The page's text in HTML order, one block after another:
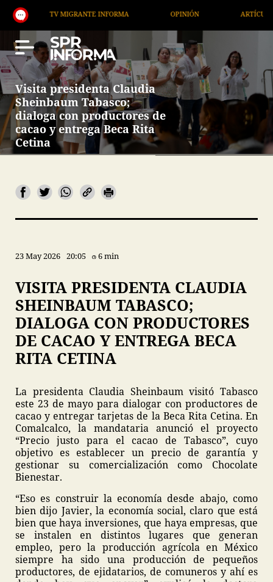
TV MIGRANTE INFORMA ARTÍCULOS
Visita presidenta Claudia
Sheinbaum Tabasco;
dialoga con productores de
cacao y entrega Beca Rita
Cetina
23 May 2026 20:05 6 min
VISITA PRESIDENTA CLAUDIA
SHEINBAUM TABASCO;
DIALOGA CON PRODUCTORES
DE CACAO Y ENTREGA BECA
RITA CETINA
La presidenta Claudia Sheinbaum visitó Tabasco
este 23 de mayo para dialogar con productores de
cacao y entregar tarjetas de la Beca Rita Cetina. En
Comalcalco, la mandataria anunció el proyecto
“Precio justo para el cacao de Tabasco”, cuyo
objetivo es establecer un precio de garantía y
gestionar su comercialización como Chocolate
Bienestar.
“Eso es construir la economía desde abajo, como
bien dijo Javier, la economía social, claro que está
bien que haya inversiones, que haya empresas, que
se instalen en distintos lugares que generan
empleo, pero la producción agrícola en México
siempre ha sido una producción de pequeños
productores, de ejidatarios, de comuneros y ahí es